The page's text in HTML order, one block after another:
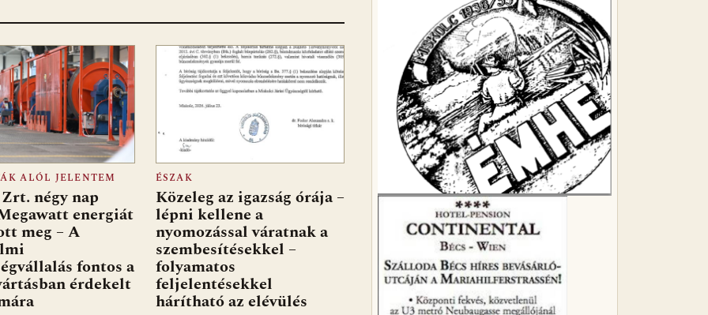
ALÓL JELENTEM
négy nap
energiát
meg – A
fontos a
érdekelt
ÉSZAK
Közeleg az igazság órája –
lépni kellene a
nyomozással váratnak a
szembesítésekkel –
folyamatos
feljelentésekkel
hárítható az elévülés